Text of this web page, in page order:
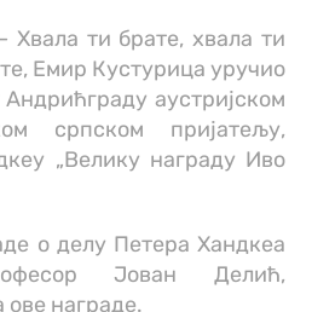
ти брате, хвала ти
Емир Кустурица уручио
аустријском
српском пријатељу,
„Велику награду Иво
о делу Петера Хандкеа
Јован Делић,
награде.